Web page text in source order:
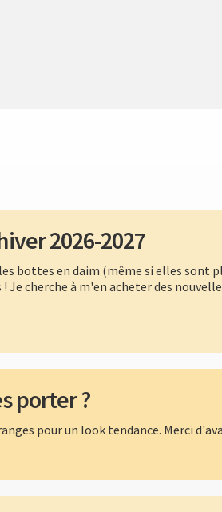
2026-2027
bottes en daim (même si elles sont
cherche à m'en acheter des
porter ?
pour un look tendance. Merci